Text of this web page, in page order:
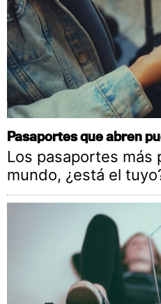
Pasaportes que abren
Los pasaportes más
mundo, ¿está el